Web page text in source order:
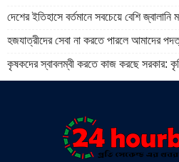
দেশের ইতিহাসে বর্তমানে সবচেয়ে বেশি
হজযাত্রীদের সেবা না করতে পারলে আমাদের
কৃষকদের স্বাবলম্বী করতে কাজ করছে সরকার: